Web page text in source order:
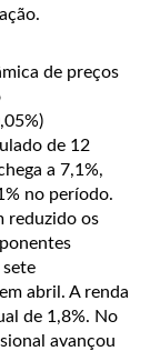
de preços
de 12
a 7,1%,
no período.
reduzido os
sete
abril. A renda
de 1,8%. No
avançou